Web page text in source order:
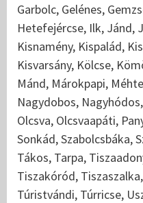
Garbolc, Gelénes,
Hetefejércse, Ilk, Jánd,
Kisnamény, Kispalád,
Kisvarsány, Kölcse,
Mánd, Márokpapi,
Nagydobos,
Olcsva, Olcsvaapáti,
Sonkád, Szabolcsbáka,
Tákos, Tarpa,
Tiszakóród,
Túristvándi, Túrricse,